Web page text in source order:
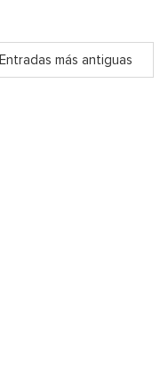
Entradas más antiguas